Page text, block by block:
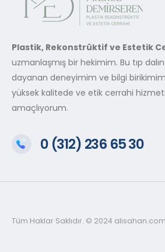
Plastik, Rekonstrüktif ve Estetik
uzmanlaşmış bir hekimim. Bu tıp
dayanan deneyimim ve bilgi
yüksek kalitede ve etik cerrahi
amaçlıyorum.
0 (312) 236 65 30
Tüm Haklar Saklıdır. © 2024 alisahan.com